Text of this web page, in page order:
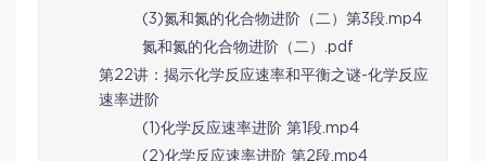
(3)氮和氮的化合物进阶（二）第3段.mp4
氮和氮的化合物进阶（二）.pdf
第22讲：揭示化学反应速率和平衡之谜-化学反应
速率进阶
(1)化学反应速率进阶 第1段.mp4
(2)化学反应速率进阶 第2段.mp4